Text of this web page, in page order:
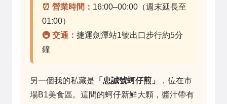
⏰ 營業時間： 16:00–00:00（週末延長至
01:00）
🚇 交通： 捷運劍潭站1號出口步行約5分
鐘
另一個我的私藏是 「忠誠號蚵仔煎」
，位在市
場B1美食區。這間的蚵仔新鮮大顆，醬汁帶有